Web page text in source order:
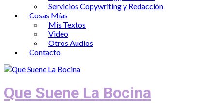
Servicios Copywriting y Redacción
Cosas Mías
Mis Textos
Video
Otros Audios
Contacto
Que Suene La Bocina